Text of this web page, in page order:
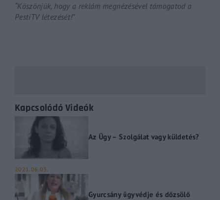
“Köszönjük, hogy a reklám megnézésével támogatod a
PestiTV létezését!”
Kapcsolódó Videók
Az Ügy – Szolgálat vagy küldetés?
2021.06.03.
Gyurcsány ügyvédje és dőzsölő